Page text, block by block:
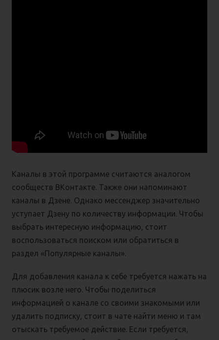
Каналы в этой программе считаются аналогом
сообществ ВКонтакте. Также они напоминают
каналы в Дзене. Однако мессенджер значительно
уступает Дзену по количеству информации. Чтобы
выбрать интересную информацию, стоит
воспользоваться поиском или обратиться в
раздел «Популярные каналы».
Для добавления канала к себе требуется нажать на
плюсик возле него. Чтобы поделиться
информацией о канале со своими знакомыми или
удалить подписку, стоит в чате найти меню и там
отыскать требуемое действие. Если требуется,